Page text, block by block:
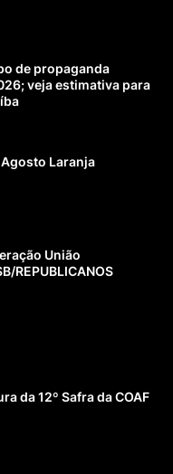
de propaganda
veja estimativa para
Laranja
União
REPUBLICANOS
da 12º Safra da COAF